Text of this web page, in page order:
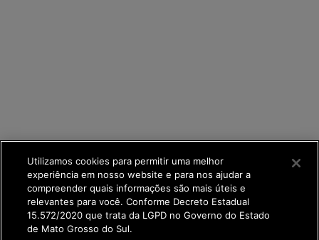
Utilizamos cookies para permitir uma melhor
experiência em nosso website e para nos ajudar a
compreender quais informações são mais úteis e
relevantes para você. Conforme Decreto Estadual
15.572/2020 que trata da LGPD no Governo do Estado
de Mato Grosso do Sul.